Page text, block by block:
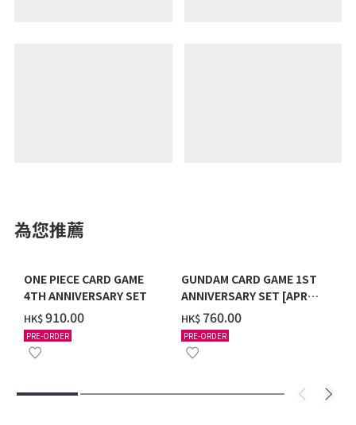
為您推薦
ONE PIECE CARD GAME
4TH ANNIVERSARY SET
HK$‌910.00
PRE-ORDER
GUNDAM CARD GAME 1ST
ANNIVERSARY SET [APR
2027 DELIVERY]
HK$‌760.00
PRE-ORDER